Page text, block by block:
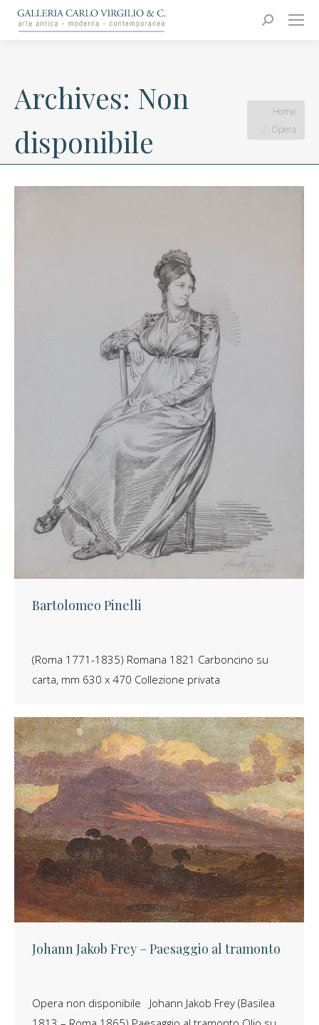
Search:
Carlo Virgilio & C.
Arte moderna e contemporanea
Archives: Non
disponibile
You are here:
Home
Opera
Bartolomeo Pinelli
(Roma 1771-1835) Romana 1821 Carboncino su
carta, mm 630 x 470 Collezione privata
Johann Jakob Frey – Paesaggio al tramonto
Opera non disponibile Johann Jakob Frey (Basilea